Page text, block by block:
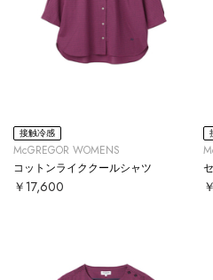
接触冷感
McGREGOR WOMENS
コットンライククールシャツ
￥17,600